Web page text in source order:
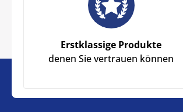
Erstklassige Produkte
denen Sie vertrauen können